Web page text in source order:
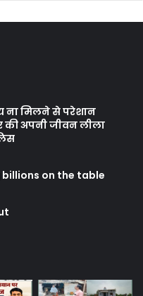
ना मिलने से परेशान
अपनी जीवन लीला
billions on the table